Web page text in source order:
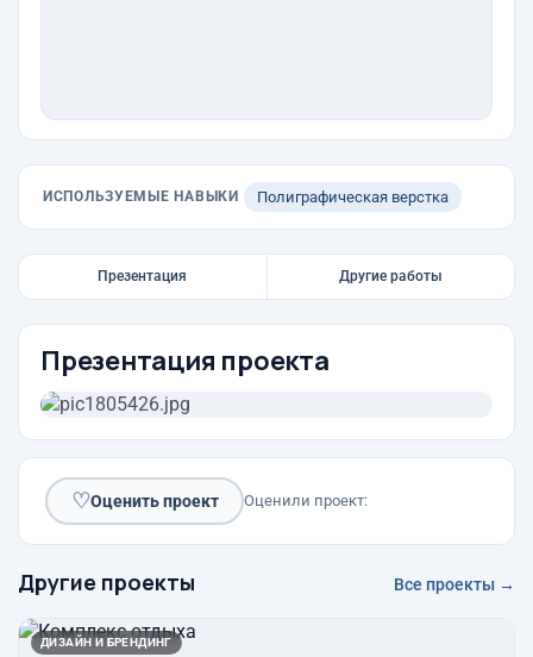
ИСПОЛЬЗУЕМЫЕ НАВЫКИ Полиграфическая верстка
Презентация Другие работы
Презентация проекта
♡Оценить проект Оценили проект:
Другие проекты Все проекты →
ДИЗАЙН И БРЕНДИНГ